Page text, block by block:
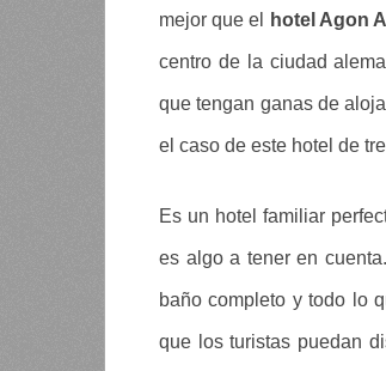
mejor que el hotel Agon
centro de la ciudad
que tengan ganas de
el caso de este hotel de
Es un hotel familiar
es algo a tener en
baño completo y todo lo
que los turistas puedan